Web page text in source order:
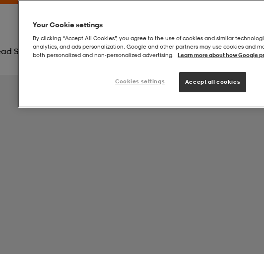
Slimline 12g 4/0 3-Pack
Your Cookie settings
By clicking “Accept All Cookies”, you agree to the use of cookies and similar
analytics, and ads personalization. Google and other partners may use cookies and
both personalized and non‑personalized advertising.
Learn more about how Google
Cookies settings Accept all cookies